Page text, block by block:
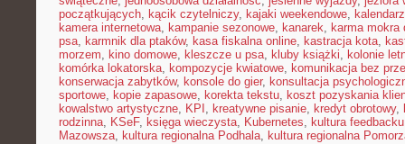
początkujących, kącik czytelniczy, kajaki weekendowe,
kamera internetowa, kampanie sezonowe, kanarek, karma mokra
psa, karmnik dla ptaków, kasa fiskalna online, kastracja kota,
morzem, kino domowe, kleszcze u psa, kluby książki, kolonie
komórka lokatorska, kompozycje kwiatowe, komunikacja bez
konserwacja zabytków, konsole do gier, konsultacja
sportowe, kopie zapasowe, korekta tekstu, koszt pozyskania
kowalstwo artystyczne, KPI , kreatywne pisanie, kredyt obrotowy,
rodzinna, KSeF, księga wieczysta, Kubernetes, kultura feedbacku
Mazowsza, kultura regionalna Podhala, kultura regionalna